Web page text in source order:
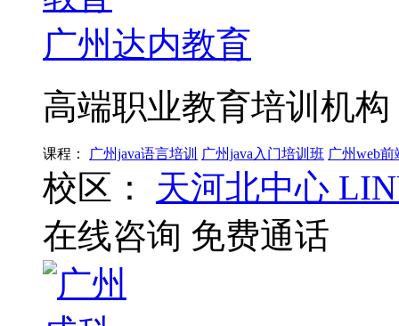
广州达内教育
高端职业教育培训机构
课程： 广州java语言培训 广州java入门培训班 广州web
校区： 天河北中心
在线咨询 免费通话